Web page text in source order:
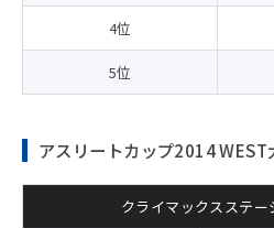
4位
5位
アスリートカップ2014 WEST
クライマックスステ